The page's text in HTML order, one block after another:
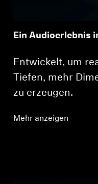
Ein Audioerlebnis
Entwickelt, um
Tiefen, mehr
zu erzeugen.
Mehr anzeigen